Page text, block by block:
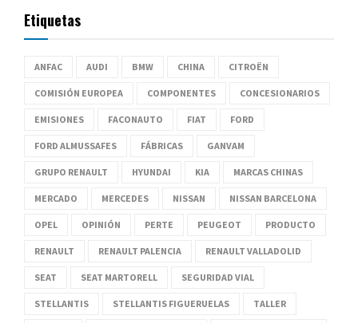
Etiquetas
ANFAC AUDI BMW CHINA CITROËN
COMISIÓN EUROPEA COMPONENTES CONCESIONARIOS
EMISIONES FACONAUTO FIAT FORD
FORD ALMUSSAFES FÁBRICAS GANVAM
GRUPO RENAULT HYUNDAI KIA MARCAS CHINAS
MERCADO MERCEDES NISSAN NISSAN BARCELONA
OPEL OPINIÓN PERTE PEUGEOT PRODUCTO
RENAULT RENAULT PALENCIA RENAULT VALLADOLID
SEAT SEAT MARTORELL SEGURIDAD VIAL
STELLANTIS STELLANTIS FIGUERUELAS TALLER